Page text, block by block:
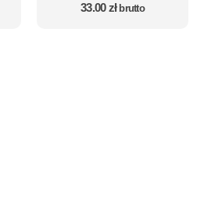
- ŚWIĘTA - wzór 16
33.00zł brutto